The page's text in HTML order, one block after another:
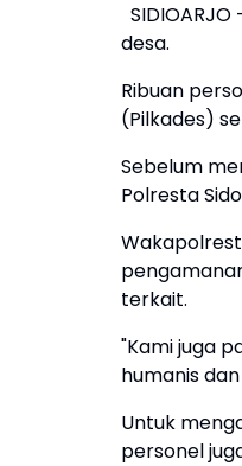
desa.
Ribuan
(Pilkades)
Sebelum
Polresta
terkait.
"Kami juga
humanis
Untuk
personel